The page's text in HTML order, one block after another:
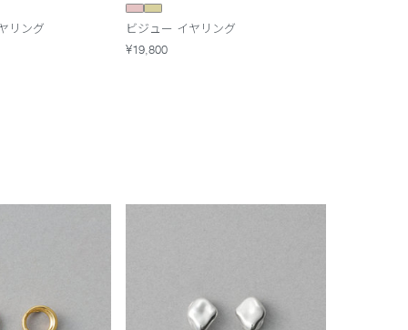
リング
ビジュー イヤリング
¥19,800